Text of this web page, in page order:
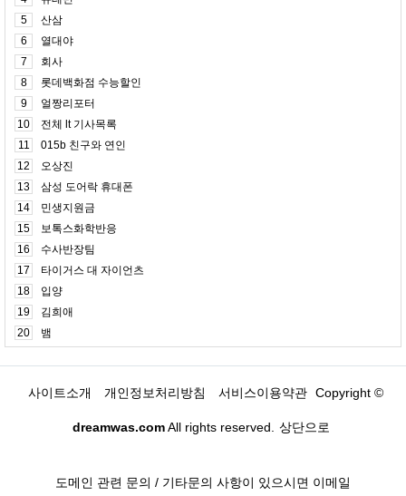
5
산삼
6
열대야
7
회사
8
롯데백화점 수능할인
9
얼짱리포터
10
전체 lt 기사목록
11
015b 친구와 연인
12
오상진
13
삼성 도어락 휴대폰
14
민생지원금
15
보톡스화학반응
16
수사반장팀
17
타이거스 대 자이언츠
18
입양
19
김희애
20
뱀
사이트소개 개인정보처리방침 서비스이용약관 Copyright ©
dreamwas.comAll rights reserved. 상단으로
도메인 관련 문의 / 기타문의 사항이 있으시면 이메일